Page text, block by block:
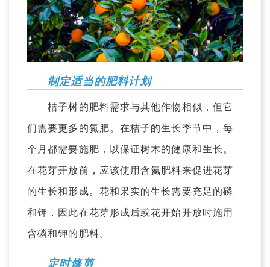
制定适当的肥料计划
桔子树的肥料需求与其他作物相似，但它
们需要更多的氮肥。在桔子的生长季节中，每
个月都需要施肥，以保证树木的健康和生长。
在花芽开放前，应该使用含氮肥料来促进花芽
的生长和形成。花和果实的生长需要充足的磷
和钾，因此在花芽形成后或花开始开放时施用
含磷和钾的肥料。
定时修剪